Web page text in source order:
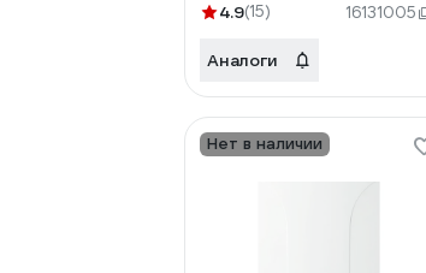
4.9(15) 16131005
Аналоги
Нет в наличии